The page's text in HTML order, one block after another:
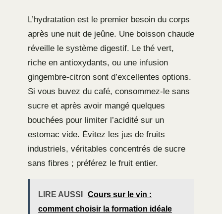
L’hydratation est le premier besoin du corps
après une nuit de jeûne. Une boisson chaude
réveille le système digestif. Le thé vert,
riche en antioxydants, ou une infusion
gingembre-citron sont d’excellentes options.
Si vous buvez du café, consommez-le sans
sucre et après avoir mangé quelques
bouchées pour limiter l’acidité sur un
estomac vide. Évitez les jus de fruits
industriels, véritables concentrés de sucre
sans fibres ; préférez le fruit entier.
LIRE AUSSI
Cours sur le vin :
comment choisir la formation idéale